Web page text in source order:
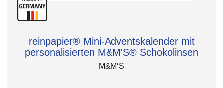
reinpapier® Mini-Adventskalender mit
personalisierten M&M'S® Schokolinsen
M&M‘S